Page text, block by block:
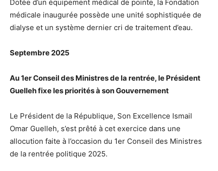
Dotée d’un équipement médical de pointe, la Fondation
médicale inaugurée possède une unité sophistiquée de
dialyse et un système dernier cri de traitement d’eau.
Septembre 2025
Au 1er Conseil des Ministres de la rentrée, le Président
Guelleh fixe les priorités à son Gouvernement
Le Président de la République, Son Excellence Ismail
Omar Guelleh, s’est prêté à cet exercice dans une
allocution faite à l’occasion du 1er Conseil des Ministres
de la rentrée politique 2025.